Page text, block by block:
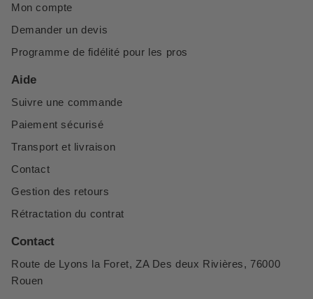
Mon compte
Demander un devis
Programme de fidélité pour les pros
Aide
Suivre une commande
Paiement sécurisé
Transport et livraison
Contact
Gestion des retours
Rétractation du contrat
Contact
Route de Lyons la Foret, ZA Des deux Rivières, 76000
Rouen